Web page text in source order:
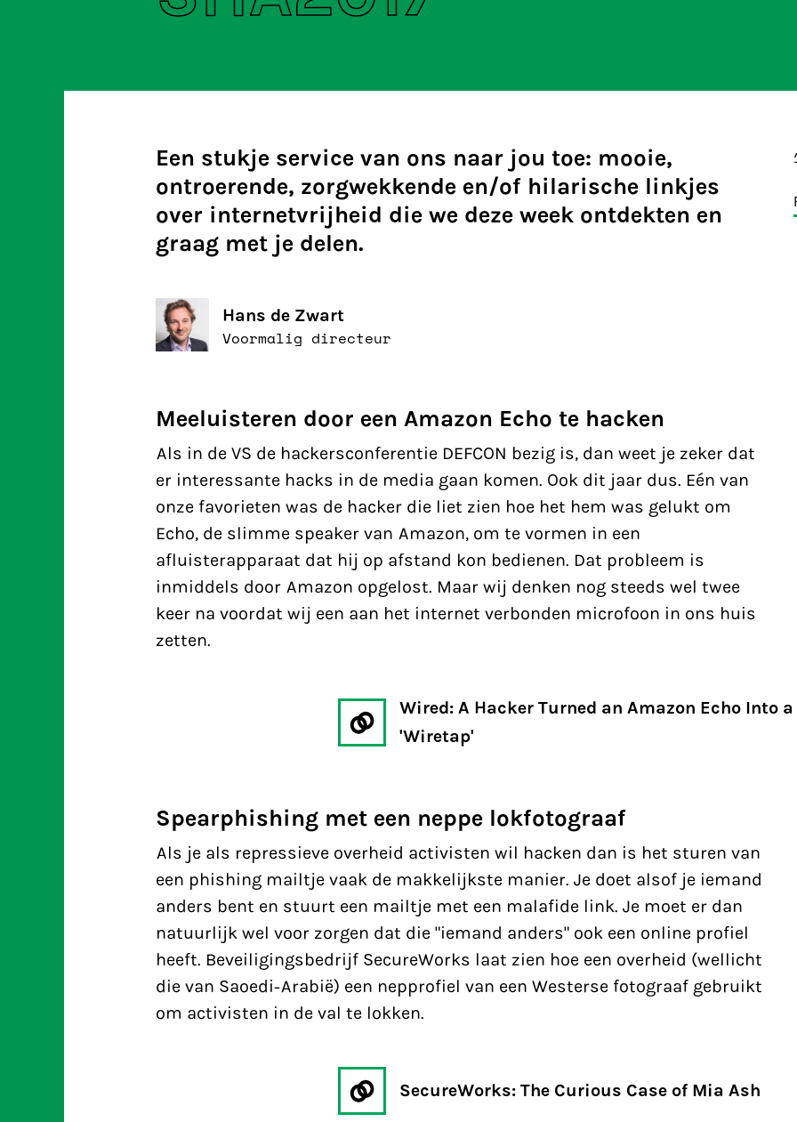
Een stukje service van ons naar jou toe: mooie,
ontroerende, zorgwekkende en/of hilarische linkjes
over internetvrijheid die we deze week ontdekten en
graag met je delen.
Hans de Zwart
Voormalig directeur
Meeluisteren door een Amazon Echo te hacken
Als in de VS de hackersconferentie DEFCON bezig is, dan weet je zeker dat
er interessante hacks in de media gaan komen. Ook dit jaar dus. Eén van
onze favorieten was de hacker die liet zien hoe het hem was gelukt om
Echo, de slimme speaker van Amazon, om te vormen in een
afluisterapparaat dat hij op afstand kon bedienen. Dat probleem is
inmiddels door Amazon opgelost. Maar wij denken nog steeds wel twee
keer na voordat wij een aan het internet verbonden microfoon in ons huis
zetten.
Wired: A Hacker Turned an Amazon Echo Into a
'Wiretap'
Spearphishing met een neppe lokfotograaf
Als je als repressieve overheid activisten wil hacken dan is het sturen van
een phishing mailtje vaak de makkelijkste manier. Je doet alsof je iemand
anders bent en stuurt een mailtje met een malafide link. Je moet er dan
natuurlijk wel voor zorgen dat die "iemand anders" ook een online profiel
heeft. Beveiligingsbedrijf SecureWorks laat zien hoe een overheid (wellicht
die van Saoedi-Arabië) een nepprofiel van een Westerse fotograaf gebruikt
om activisten in de val te lokken.
SecureWorks: The Curious Case of Mia Ash